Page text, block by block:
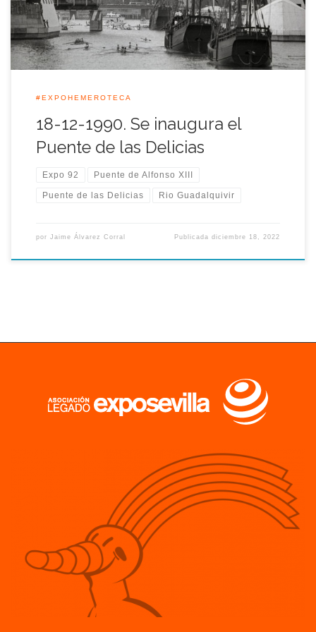
sevillanos […]
#EXPOHEMEROTECA
18-12-1990. Se inaugura el
Puente de las Delicias
Expo 92 Puente de Alfonso XIII
Puente de las Delicias Rio Guadalquivir
por Jaime Álvarez Corral Publicadadiciembre 18, 2022